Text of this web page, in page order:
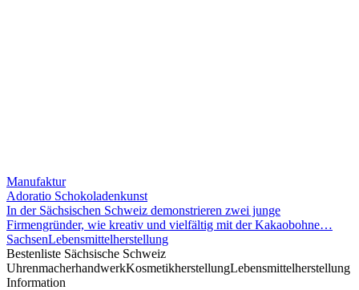
Manufaktur
Adoratio Schokoladenkunst
In der Sächsischen Schweiz demonstrieren zwei junge
Firmengründer, wie kreativ und vielfältig mit der Kakaobohne…
SachsenLebensmittelherstellung
Bestenliste Sächsische Schweiz
UhrenmacherhandwerkKosmetikherstellungLebensmittelherstellung
Information